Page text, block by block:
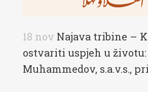
18 nov Najava tribine –
ostvariti uspjeh u životu:
Muhammedov, s.a.v.s.,